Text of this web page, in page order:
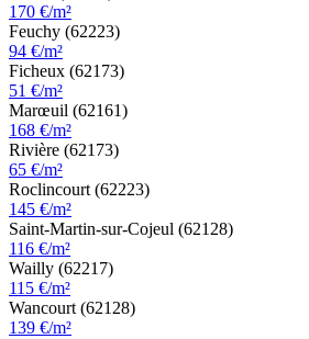
170 €/m²
Feuchy (62223)
94 €/m²
Ficheux (62173)
51 €/m²
Marœuil (62161)
168 €/m²
Rivière (62173)
65 €/m²
Roclincourt (62223)
145 €/m²
Saint-Martin-sur-Cojeul (62128)
116 €/m²
Wailly (62217)
115 €/m²
Wancourt (62128)
139 €/m²